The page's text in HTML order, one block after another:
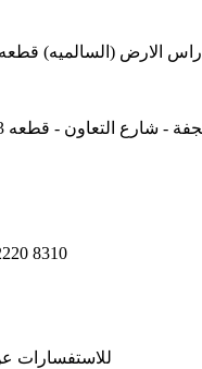
راس الارض (السالميه) قطعه ١ الشارع الاول مبنى 3
8310
للاستفسارات